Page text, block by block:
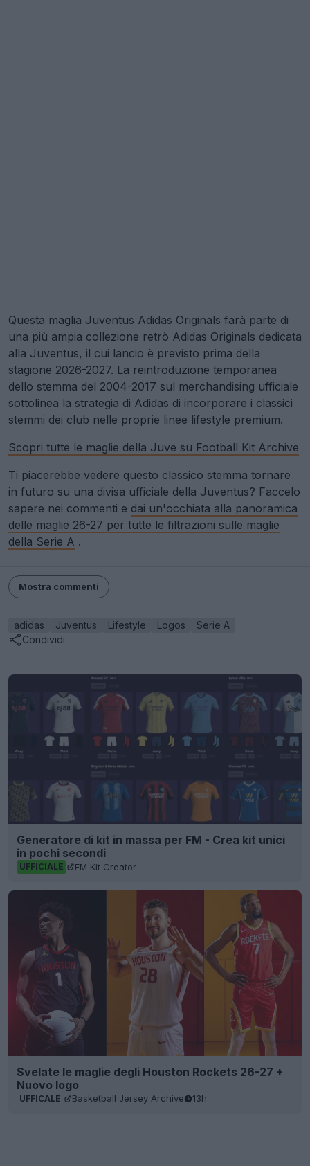
Questa maglia Juventus Adidas Originals farà parte di
una più ampia collezione retrò Adidas Originals dedicata
alla Juventus, il cui lancio è previsto prima della
stagione 2026-2027. La reintroduzione temporanea
dello stemma del 2004-2017 sul merchandising ufficiale
sottolinea la strategia di Adidas di incorporare i classici
stemmi dei club nelle proprie linee lifestyle premium.
Scopri tutte le maglie della Juve su Football Kit Archive
Ti piacerebbe vedere questo classico stemma tornare
in futuro su una divisa ufficiale della Juventus? Faccelo
sapere nei commenti e dai un'occhiata alla panoramica
delle maglie 26-27 per tutte le filtrazioni sulle maglie
della Serie A .
Mostra commenti
adidas Juventus Lifestyle Logos
Serie A
Condividi
Generatore di kit in massa per FM - Crea kit unici
in pochi secondi
UFFICIALE FM Kit Creator
Svelate le maglie degli Houston Rockets 26-27 +
Nuovo logo
UFFICALE Basketball Jersey Archive 13h